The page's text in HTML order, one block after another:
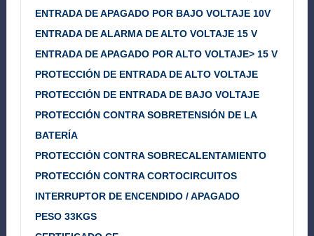
ENTRADA DE APAGADO POR BAJO VOLTAJE 10V
ENTRADA DE ALARMA DE ALTO VOLTAJE 15 V
ENTRADA DE APAGADO POR ALTO VOLTAJE> 15 V
PROTECCIÓN DE ENTRADA DE ALTO VOLTAJE
PROTECCIÓN DE ENTRADA DE BAJO VOLTAJE
PROTECCIÓN CONTRA SOBRETENSIÓN DE LA
BATERÍA
PROTECCIÓN CONTRA SOBRECALENTAMIENTO
PROTECCIÓN CONTRA CORTOCIRCUITOS
INTERRUPTOR DE ENCENDIDO / APAGADO
PESO 33KGS